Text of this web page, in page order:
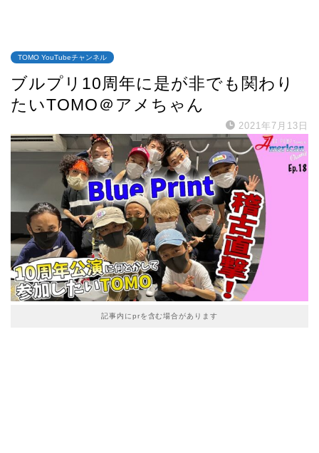
TOMO YouTubeチャンネル
ブルプリ10周年に是が非でも関わり
たいTOMO＠アメちゃん
2021年7月13日
記事内にprを含む場合があります